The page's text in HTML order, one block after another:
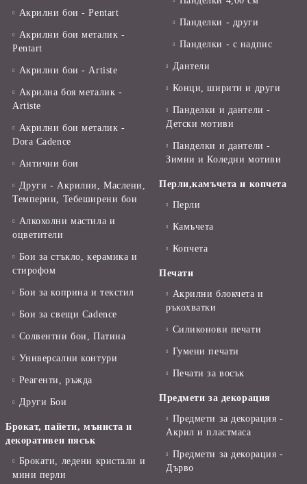
Акрилни бои - Pentart
Акрилни бои металик -
Pentart
Акрилни бои - Artiste
Акрилна боя металик -
Artiste
Акрилни бои металик -
Dora Cadence
Антични бои
Други - Акрилни, Маслени,
Темперни, Тебеширени бои
Алкохолни мастила и
оцветители
Бои за стъкло, керамика и
стирофом
Бои за коприна и текстил
Бои за свещи Cadence
Солвентни бои, Патина
Универсални контури
Реагенти, ръжда
Други Бои
Брокат, пайети, мъниста и
декоративен пясък
Брокати, ледени кристали и
мини перли
Панделки - други
Панделки - с надпис
Дантели
Конци, ширити и други
Панделки и дантели -
Детски мотиви
Панделки и дантели -
Зимни и Коледни мотиви
Перли,камъчета и копчета
Перли
Камъчета
Копчета
Печати
Акрилни блокчета и
ръкохватки
Силиконови печати
Гумени печати
Печати за восък
Предмети за декорация
Предмети за декорация -
Акрил и пластмаса
Предмети за декорация -
Дърво